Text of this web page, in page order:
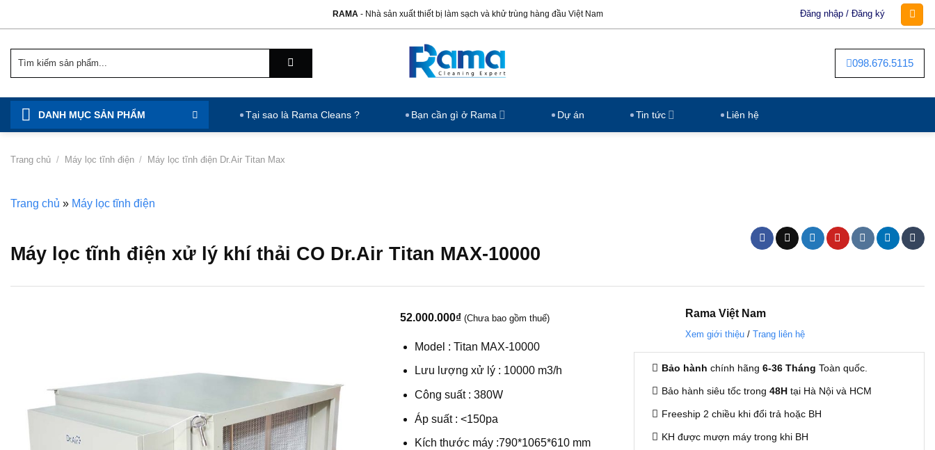
dung
RAMA- Nhà sản xuất thiết bị làm sạch và khử trùng hàng đầu Việt Nam Đăng nhập / Đăng ký
kiếm:
098.676.5115
DANH MỤC SẢN PHẨM Tại sao là Rama Cleans ? Bạn cần gì ở Rama Dự án Tin tức Liên hệ
Trang chủ / Máy lọc tĩnh điện / Máy lọc tĩnh điện Dr.Air Titan Max
Trang chủ » Máy lọc tĩnh điện
Máy lọc tĩnh điện xử lý khí thải CO Dr.Air Titan MAX-10000
52.000.000₫ (Chưa bao gồm thuế)
Model : Titan MAX-10000
Lưu lượng xử lý : 10000 m3/h
Công suất : 380W
Áp suất : <150pa
Kích thước máy :790*1065*610 mm
RamaViệt Nam
Xem giới thiệu/ Trang liên hệ
Bảo hành chính hãng 6-36 Tháng Toàn quốc.
Bảo hành siêu tốc trong 48Htại Hà Nội và HCM
Freeship 2 chiều khi đổi trả hoặc BH
KH được mượn máy trong khi BH